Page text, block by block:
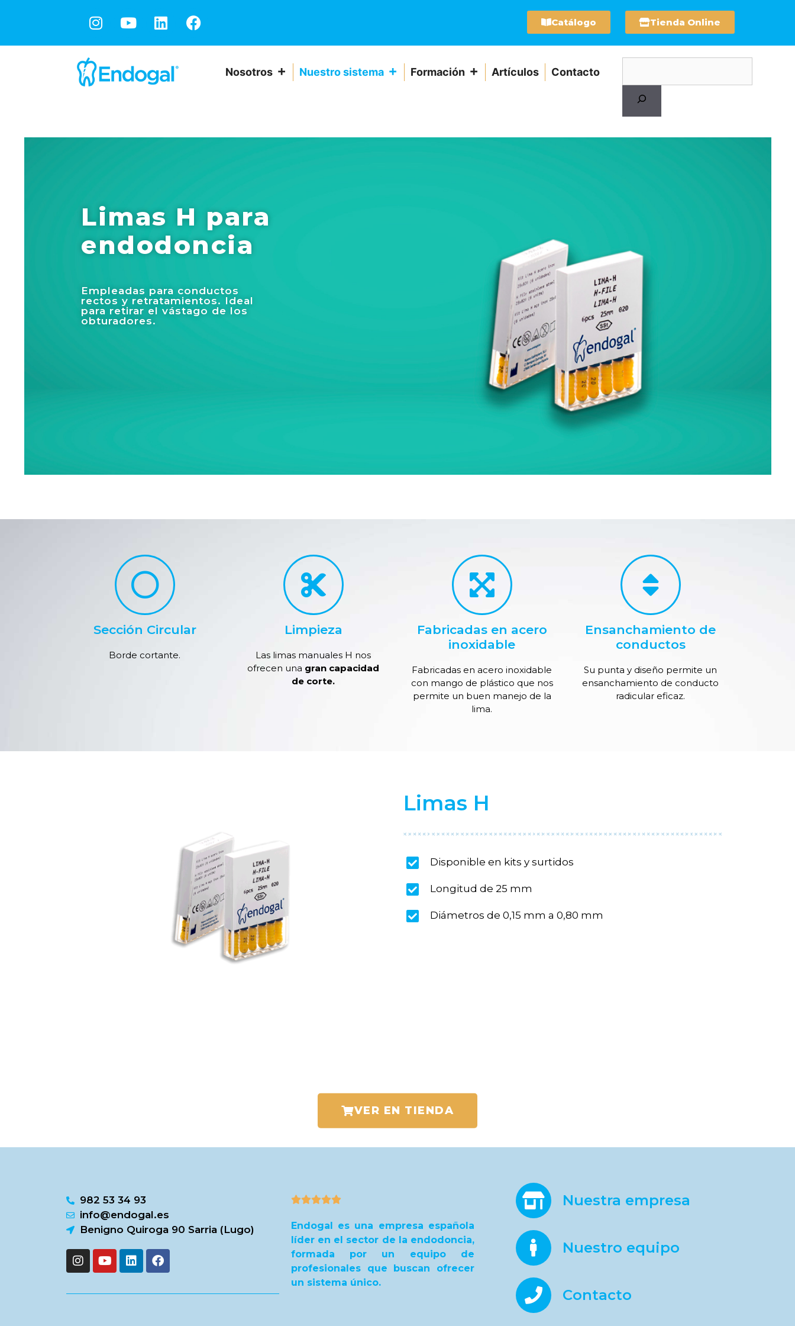
Tienda Online
Catálogo
Nosotros Nuestro sistema Formación Artículos Contacto
Limas H para
endodoncia
Empleadas para conductos
rectos y retratamientos. Ideal
para retirar el vástago de los
obturadores.
Sección Circular
Borde cortante.
Limpieza
Las limas manuales H nos
ofrecen una gran capacidad
de corte.
Fabricadas en acero
inoxidable
Fabricadas en acero inoxidable
con mango de plástico que nos
permite un buen manejo de la
lima.
Ensanchamiento de
conductos
Su punta y diseño permite un
ensanchamiento de conducto
radicular eficaz.
Limas H
Disponible en kits y surtidos
Longitud de 25 mm
Diámetros de 0,15 mm a 0,80 mm
VER EN TIENDA
982 53 34 93
info@endogal.es
Benigno Quiroga 90 Sarria (Lugo)

Endogal es una empresa española
líder en el sector de la endodoncia,
formada por un equipo de
profesionales que buscan ofrecer
un sistema único.
Nuestra empresa
Nuestro equipo
Contacto